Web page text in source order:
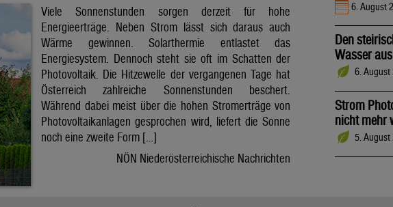
Viele Sonnenstunden sorgen derzeit für hohe
Energieerträge. Neben Strom lässt sich daraus auch
Wärme gewinnen. Solarthermie entlastet das
Energiesystem. Dennoch steht sie oft im Schatten der
Photovoltaik. Die Hitzewelle der vergangenen Tage hat
Österreich zahlreiche Sonnenstunden beschert.
Während dabei meist über die hohen Stromerträge von
Photovoltaikanlagen gesprochen wird, liefert die Sonne
noch eine zweite Form […]
NÖN Niederösterreichische Nachrichten
6. August
Den
Wasser aus
6. August
Strom
nicht mehr
5. August